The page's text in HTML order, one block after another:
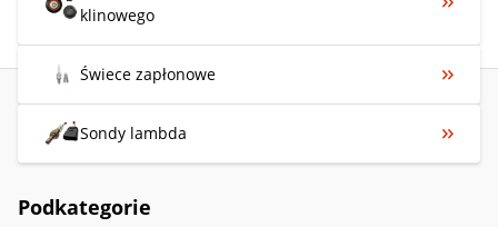
klinowego
Świece zapłonowe
Sondy lambda
Podkategorie